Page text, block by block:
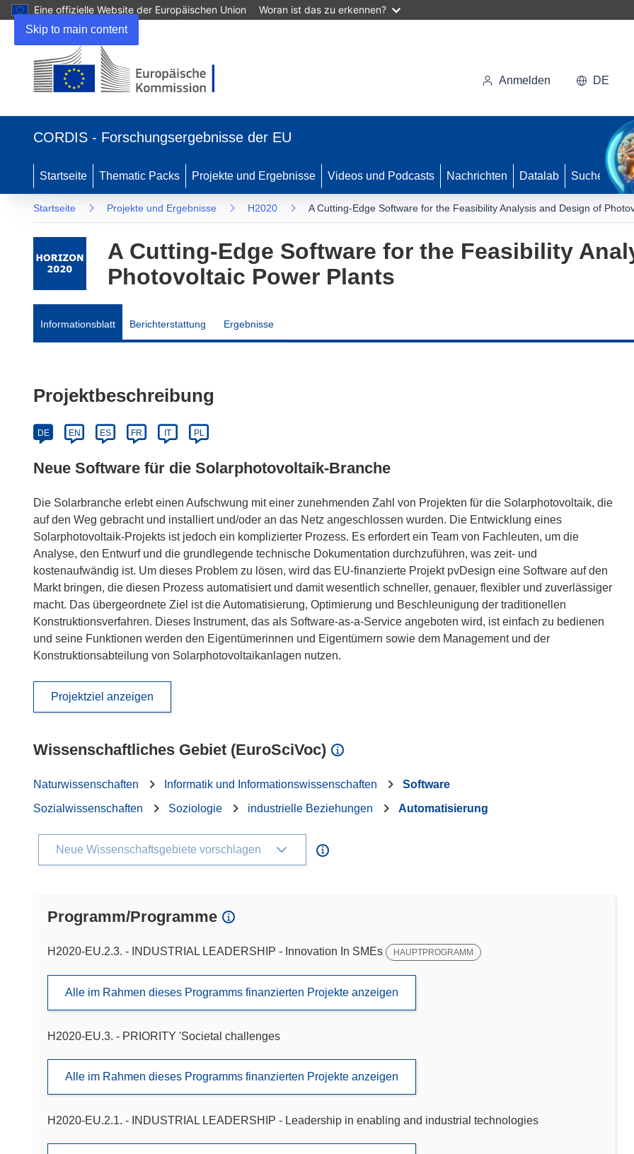
Skip to main content
Eine offizielle Website der Europäischen Union Woran ist das zu erkennen?
Anmelden DE
CORDIS - Forschungsergebnisse der EU
Startseite Thematic Packs Projekte und Ergebnisse Videos und Podcasts Nachrichten Datalab Suche
Startseite Projekte und Ergebnisse H2020 A Cutting-Edge Software for the Feasibility Analysis and Design of
A Cutting-Edge Software for the Feasibility
Photovoltaic Power Plants
Informationsblatt Berichterstattung Ergebnisse
Projektbeschreibung
DE EN ES FR IT PL
Neue Software für die Solarphotovoltaik-Branche
Die Solarbranche erlebt einen Aufschwung mit einer zunehmenden Zahl von Projekten für die Solarphotovoltaik, die
auf den Weg gebracht und installiert und/oder an das Netz angeschlossen wurden. Die Entwicklung eines
Solarphotovoltaik-Projekts ist jedoch ein komplizierter Prozess. Es erfordert ein Team von Fachleuten, um die
Analyse, den Entwurf und die grundlegende technische Dokumentation durchzuführen, was zeit- und
kostenaufwändig ist. Um dieses Problem zu lösen, wird das EU-finanzierte Projekt pvDesign eine Software auf den
Markt bringen, die diesen Prozess automatisiert und damit wesentlich schneller, genauer, flexibler und zuverlässiger
macht. Das übergeordnete Ziel ist die Automatisierung, Optimierung und Beschleunigung der traditionellen
Konstruktionsverfahren. Dieses Instrument, das als Software-as-a-Service angeboten wird, ist einfach zu bedienen
und seine Funktionen werden den Eigentümerinnen und Eigentümern sowie dem Management und der
Konstruktionsabteilung von Solarphotovoltaikanlagen nutzen.
Projektziel anzeigen
Wissenschaftliches Gebiet (EuroSciVoc)
Naturwissenschaften Informatik und Informationswissenschaften
Software
Sozialwissenschaften
Soziologie industrielle Beziehungen Automatisierung
Neue Wissenschaftsgebiete vorschlagen
Programm/Programme
H2020-EU.2.3. - INDUSTRIAL LEADERSHIP - Innovation In SMEs HAUPTPROGRAMM
Alle im Rahmen dieses Programms finanzierten Projekte anzeigen
H2020-EU.3. - PRIORITY 'Societal challenges
Alle im Rahmen dieses Programms finanzierten Projekte anzeigen
H2020-EU.2.1. - INDUSTRIAL LEADERSHIP - Leadership in enabling and industrial technologies